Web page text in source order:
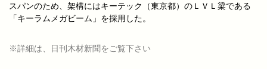
スパンのため、架構にはキーテック（東京都）のＬＶＬ梁である
「キーラムメガビーム」を採用した。
※詳細は、日刊木材新聞をご覧下さい